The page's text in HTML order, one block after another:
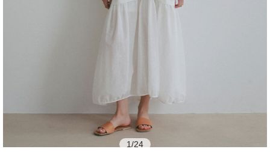
1/24